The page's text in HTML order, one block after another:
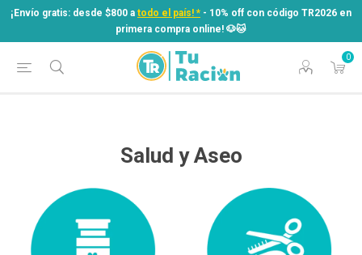
¡Envío gratis: desde $800 a todo el país! * - 10% off con código TR2026 en
primera compra online! ​🐶​🐱
0
¡Envío gratis: desde $800 atodo el país! *
- 10% off con código TR2026 en
primera compra online! ​🐶​🐱
Salud y Aseo